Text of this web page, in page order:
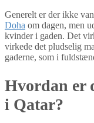
Generelt er der ikke
Doha om dagen, men
kvinder i gaden. Det
virkede det pludselig
gaderne, som i
Hvordan er
i Qatar?